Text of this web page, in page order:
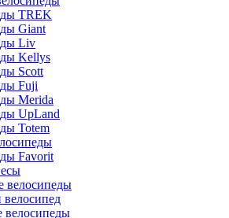
TREK
Giant
Liv
Kellys
Scott
Fuji
Merida
UpLand
Totem
Favorit
велосипеды
велосипеды